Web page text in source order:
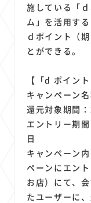
施している「
ム」を活用す
ｄポイント（
とができる。
【「d ポイン
キャンペーン
還元対象期間
エントリー期
日
キャンペーン
ペーンにエン
お店）にて、
たユーザーに